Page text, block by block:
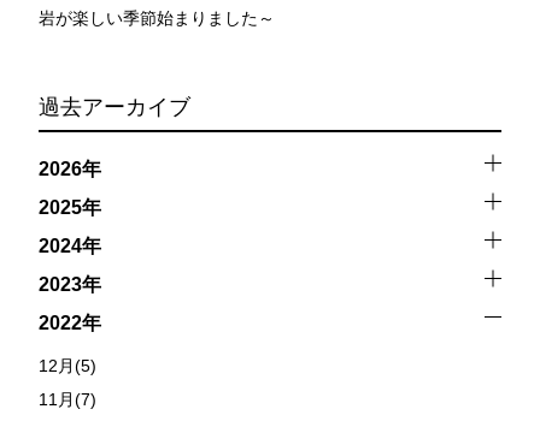
岩が楽しい季節始まりました～
過去アーカイブ
2026年
2025年
2024年
2023年
2022年
12月(5)
11月(7)